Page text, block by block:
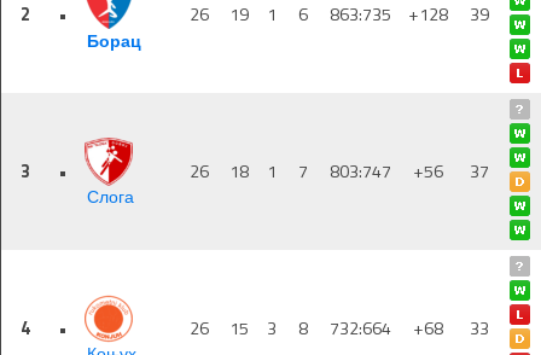
2
•
Борац
26 19 1 6 863:735 +128 39
3
•
Слога
26 18 1 7 803:747 +56 37
4
•
26 15 3 8 732:664 +68 33